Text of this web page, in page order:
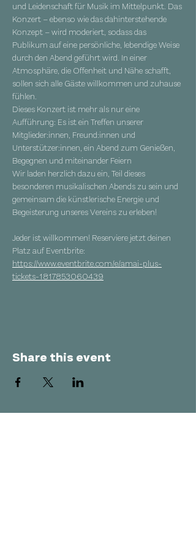
und Leidenschaft für Musik im Mittelpunkt. Das
Konzert – ebenso wie das dahinterstehende
Konzept – wird moderiert, sodass das
Publikum auf eine persönliche, lebendige Weise
durch den Abend geführt wird. In einer
Atmosphäre, die Offenheit und Nähe schafft,
sollen sich alle Gäste willkommen und zuhause
fühlen.
Dieses Konzert ist mehr als nur eine
Aufführung: Es ist ein Treffen unserer
Mitglieder:innen, Freund:innen und
Unterstützer:innen, ein Abend zum Genießen,
Begegnen und miteinander Feiern
Wir laden herzlich dazu ein, Teil dieses
besonderen musikalischen Abends zu sein und
gemeinsam die künstlerische Energie und
Begeisterung unseres Vereins zu erleben!
Jeder ist willkommen! Reserviere jetzt deinen
Platz auf Eventbrite:
https://www.eventbrite.com/e/amai-plus-
tickets-1817853060439
Share this event